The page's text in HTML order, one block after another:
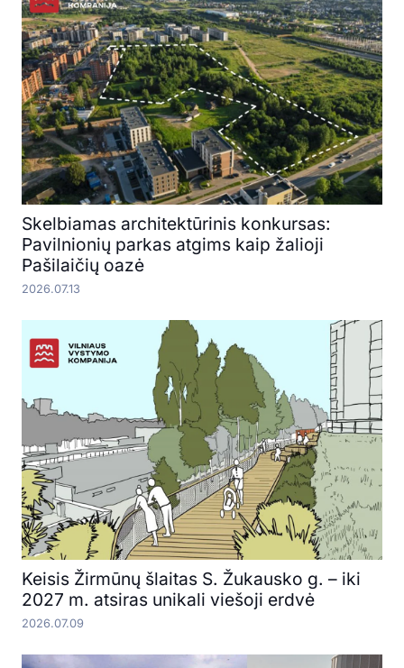
Skelbiamas architektūrinis konkursas:
Pavilnionių parkas atgims kaip žalioji
Pašilaičių oazė
2026.07.13
Keisis Žirmūnų šlaitas S. Žukausko g. – iki
2027 m. atsiras unikali viešoji erdvė
2026.07.09